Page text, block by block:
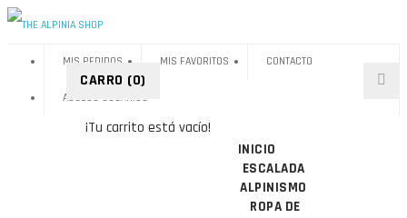
MIS PEDIDOS MIS FAVORITOS CONTACTO
ACCESO USUARIOS
INICIO
ESCALADA
ALPINISMO
ROPA DE
CARRO (0)
¡Tu carrito está vacío!